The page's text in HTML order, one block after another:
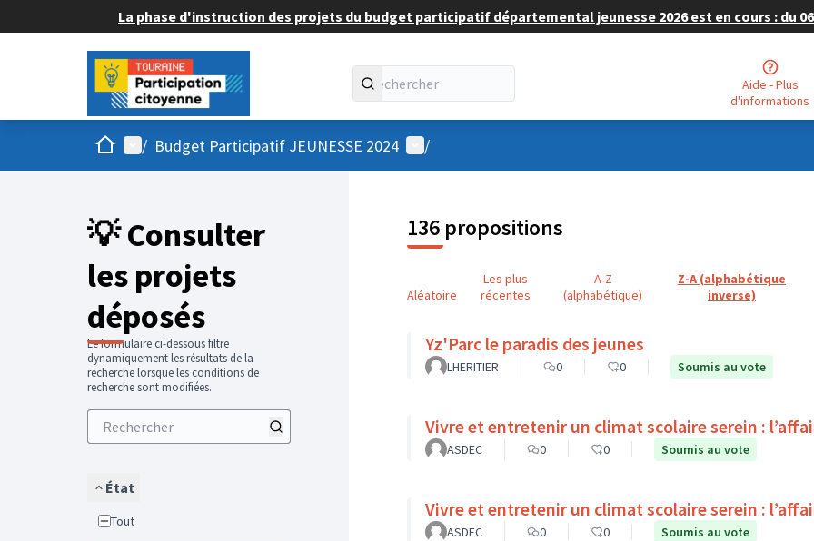
La phase d'instruction des projets du budget participatif départemental jeunesse 2026 est en cours : du
Aide - Plus
d'informations
AccueilMenu principal
/ Budget Participatif JEUNESSE 2024 Menu utilisateur
/
💡 Consulter
les projets
déposés
Le formulaire ci-dessous filtre
dynamiquement les résultats de la
recherche lorsque les conditions de
recherche sont modifiées.
État
Tout
136 propositions
Aléatoire
Les plus
récentes
A-Z
(alphabétique)
Z-A (alphabétique
inverse)
Yz'Parc le paradis des jeunes
LHERITIER 0 0 Soumis au vote
Vivre et entretenir un climat scolaire serein :
ASDEC 0 0 Soumis au vote
Vivre et entretenir un climat scolaire serein :
ASDEC 0 0 Soumis au vote